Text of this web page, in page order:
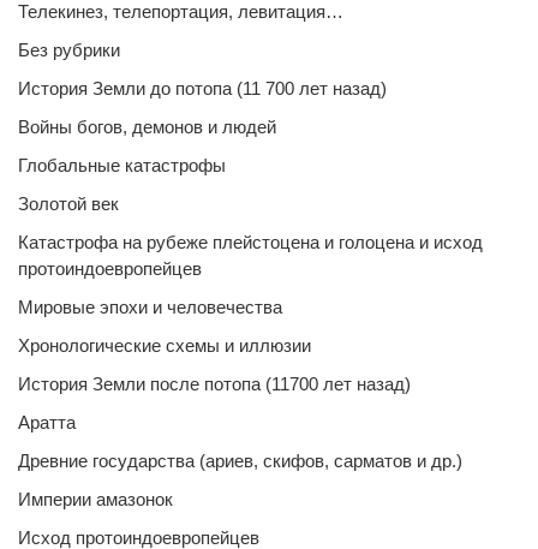
Телекинез, телепортация, левитация…
Без рубрики
История Земли до потопа (11 700 лет назад)
Войны богов, демонов и людей
Глобальные катастрофы
Золотой век
Катастрофа на рубеже плейстоцена и голоцена и исход
протоиндоевропейцев
Мировые эпохи и человечества
Хронологические схемы и иллюзии
История Земли после потопа (11700 лет назад)
Аратта
Древние государства (ариев, скифов, сарматов и др.)
Империи амазонок
Исход протоиндоевропейцев